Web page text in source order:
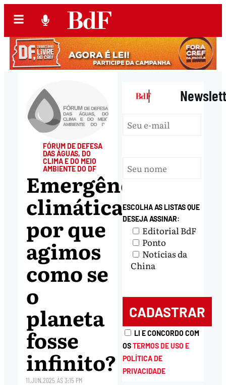
FÓRUM DE DEFESA
DAS ÁGUAS, DO
CLIMA E DO MEIO
AMBIENTE DO DF
Emergência
climática:
por que
agimos
como se
o
planeta
fosse
infinito?
11.JUN.2025 ÀS3:15 PM
|
ESCOLHA AS LISTAS QUE
DESEJA ASSINAR:
Editorial BdF
Ponto
Notícias da
China
LI E CONCORDO COM
OSTERMOS DE USO E
POLÍTICA DE
PRIVACIDADE